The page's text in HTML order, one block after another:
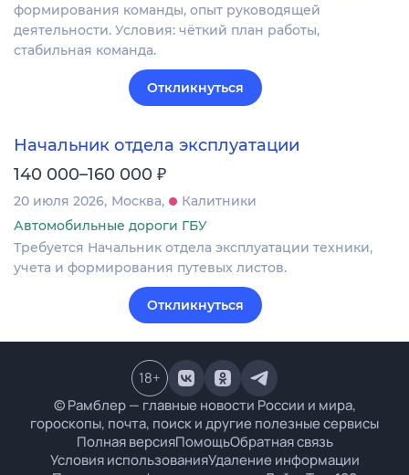
формирования команды, опыт руководящей
деятельности. Условия: чёткий план работы,
стабильная команда.
Откликнуться
Начальник отдела эксплуатации
140 000–160 000 ₽
20 июля 2026 Москва
Калитники
Автомобильные дороги ГБУ
Требуется Начальник отдела эксплуатации техники,
учета и формирования путевых листов.
Откликнуться
© Рамблер — главные новости России и мира,
гороскопы, почта, поиск и другие полезные сервисы
Полная версияПомощьОбратная связь
Условия использованияУдаление информации
18+